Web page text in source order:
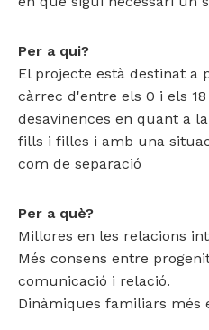
Per a qui?
El projecte està destinat a
càrrec d'entre els 0 i els
desavinences en quant a
fills i filles i amb una
com de separació
Per a què?
Millores en les relacions
Més consens entre
comunicació i relació.
Dinàmiques familiars més